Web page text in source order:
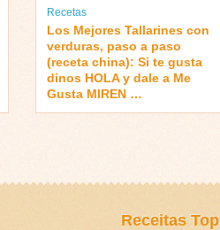
Recetas
Los Mejores Tallarines con
verduras, paso a paso
(receta china): Si te gusta
dinos HOLA y dale a Me
Gusta MIREN …
Receitas Top